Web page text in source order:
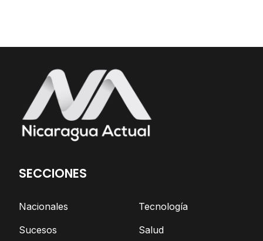
SECCIONES
Nacionales
Sucesos
Tecnología
Salud